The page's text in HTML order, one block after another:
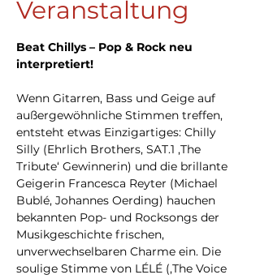
Veranstaltung
Beat Chillys – Pop & Rock neu
interpretiert!
Wenn Gitarren, Bass und Geige auf
außergewöhnliche Stimmen treffen,
entsteht etwas Einzigartiges: Chilly
Silly (Ehrlich Brothers, SAT.1 ,The
Tribute‘ Gewinnerin) und die brillante
Geigerin Francesca Reyter (Michael
Bublé, Johannes Oerding) hauchen
bekannten Pop- und Rocksongs der
Musikgeschichte frischen,
unverwechselbaren Charme ein. Die
soulige Stimme von LÉLÉ (,The Voice